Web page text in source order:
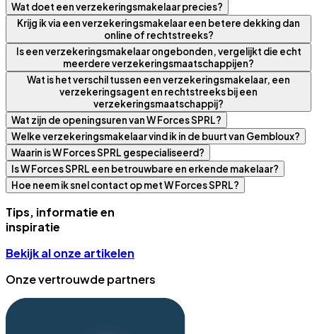
Wat doet een verzekeringsmakelaar precies?
Krijg ik via een verzekeringsmakelaar een betere dekking dan
online of rechtstreeks?
Is een verzekeringsmakelaar ongebonden, vergelijkt die echt
meerdere verzekeringsmaatschappijen?
Wat is het verschil tussen een verzekeringsmakelaar, een
verzekeringsagent en rechtstreeks bij een
verzekeringsmaatschappij?
Wat zijn de openingsuren van W Forces SPRL?
Welke verzekeringsmakelaar vind ik in de buurt van Gembloux?
Waarin is W Forces SPRL gespecialiseerd?
Is W Forces SPRL een betrouwbare en erkende makelaar?
Hoe neem ik snel contact op met W Forces SPRL?
Tips, informatie en
inspiratie
Bekijk al onze artikelen
Onze vertrouwde partners